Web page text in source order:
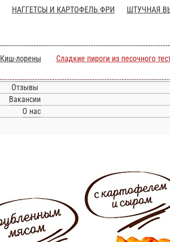
НАГГЕТСЫ И КАРТОФЕЛЬ ФРИ ШТУЧНАЯ
Киш-лорены Сладкие пироги из песочного